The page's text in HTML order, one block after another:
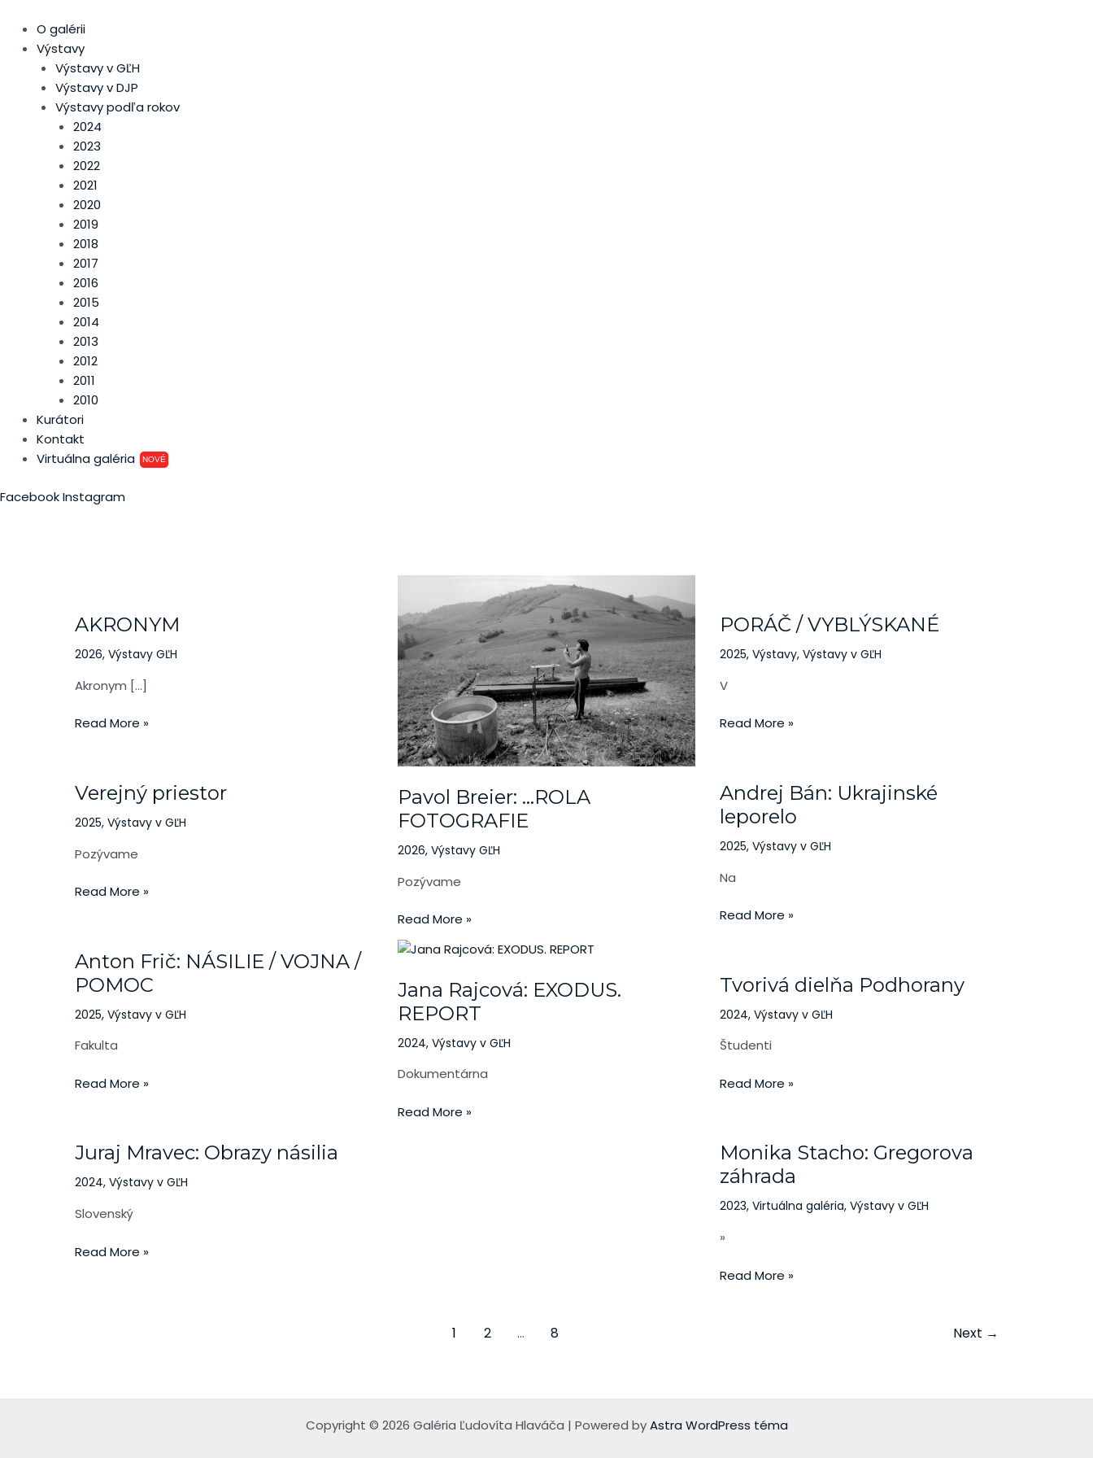
obsah
Menu O galérii
Výstavy
Výstavy v GĽH
Výstavy v DJP
Výstavy podľa rokov
2024
2023
2022
2021
2020
2019
2018
2017
2016
2015
2014
2013
2012
2011
2010
Kurátori
Kontakt
Virtuálna galéria
NOVÉ
FacebookInstagram
AKRONYM
2026, Výstavy GĽH
Akronym […]
Read More »
Pavol Breier: …ROLA
FOTOGRAFIE
2026, Výstavy GĽH
Pozývame
…
ROLA
FOTOGRAFIE
Read More »
PORÁČ / VYBLÝSKANÉ
2025,Výstavy,Výstavy v GĽH
V
VYBLÝSKANÉ
Read More »
Verejný priestor
2025, Výstavy v GĽH
Pozývame
Read More »
Andrej Bán: Ukrajinské
leporelo
2025,Výstavy v GĽH
Na
Ukrajinské
leporelo
Read More »
Anton Frič: NÁSILIE / VOJNA /
POMOC
2025, Výstavy v GĽH
Fakulta
NÁSILIE
/
/
POMOC
Read More »
Tvorivá dielňa Podhorany
2024,Výstavy v GĽH
Študenti
Podhorany
Read More »
Jana Rajcová: EXODUS.
REPORT
2024, Výstavy v GĽH
Dokumentárna
Jana
EXODUS.
REPORT
Read More »
Juraj Mravec: Obrazy násilia
2024, Výstavy v GĽH
Slovenský
Obrazy
Read More »
Monika Stacho: Gregorova
záhrada
2023,Virtuálna galéria,Výstavy v GĽH
»
Gregorova
záhrada
Read More »
pagination
1 2 … 8 Next →
Copyright © 2026 Galéria Ľudovíta Hlaváča | Powered byAstra WordPress téma